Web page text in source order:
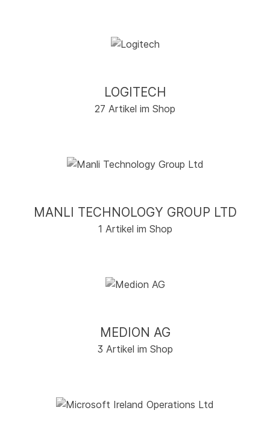
LOGITECH
27 Artikel im Shop
MANLI TECHNOLOGY GROUP LTD
1 Artikel im Shop
MEDION AG
3 Artikel im Shop